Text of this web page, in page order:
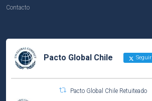
Contacto
Pacto Global Chile Seguir
Pacto Global Chile Retuiteado